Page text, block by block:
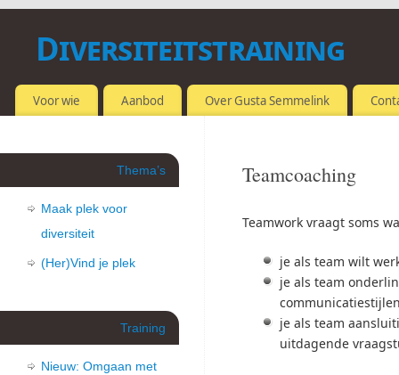
Diversiteitstraining
Voor wie Aanbod Over Gusta Semmelink
Teamcoaching
Teamwork vraagt soms
je als team wilt
je als team
je als team
uitdagende
Thema’s
Maak plek voor
diversiteit
(Her)Vind je plek
Training
Nieuw: Omgaan met